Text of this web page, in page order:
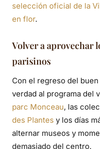
selección oficial de la
en flor.
Volver a aprovechar
parisinos
Con el regreso del
verdad al programa del
parc Monceau, las
des Plantes y los días
alternar museos y
demasiado del centro.